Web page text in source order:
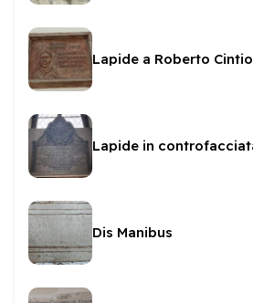
Lapide a Roberto Cintio
Dis Manibus